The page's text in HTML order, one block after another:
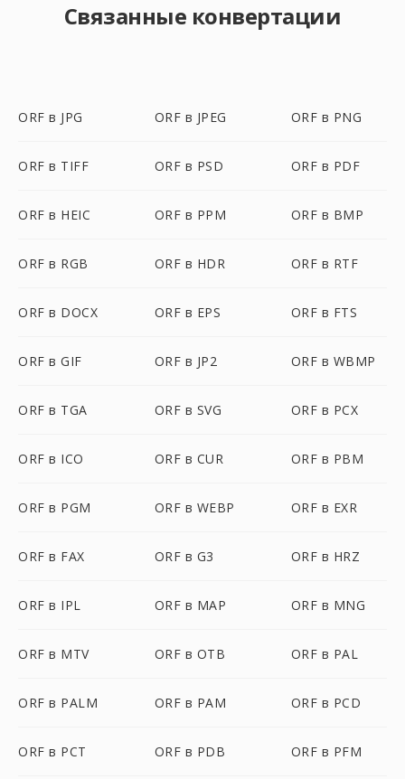
Связанные конвертации
ORF в JPG ORF в JPEG ORF в PNG
ORF в TIFF ORF в PSD ORF в PDF
ORF в HEIC ORF в PPM ORF в BMP
ORF в RGB ORF в HDR ORF в RTF
ORF в DOCX ORF в EPS ORF в FTS
ORF в GIF ORF в JP2 ORF в WBMP
ORF в TGA ORF в SVG ORF в PCX
ORF в ICO ORF в CUR ORF в PBM
ORF в PGM ORF в WEBP ORF в EXR
ORF в FAX ORF в G3 ORF в HRZ
ORF в IPL ORF в MAP ORF в MNG
ORF в MTV ORF в OTB ORF в PAL
ORF в PALM ORF в PAM ORF в PCD
ORF в PCT ORF в PDB ORF в PFM